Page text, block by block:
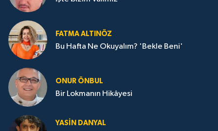
FATMA ALTINÖZ
Bu Hafta Ne Okuyalım? 'Bekle Beni'
ONUR ÖNBUL
Bir Lokmanın Hikâyesi
YASIN DANYAL